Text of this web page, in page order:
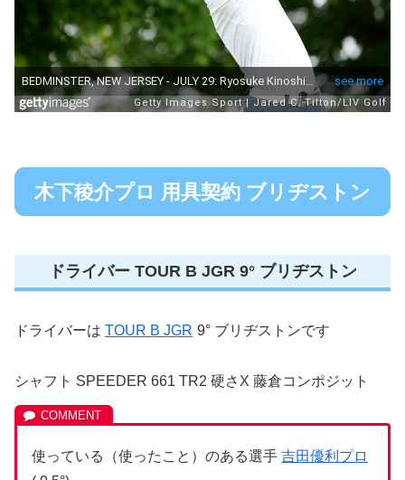
木下稜介プロ 用具契約 ブリヂストン
ドライバー TOUR B JGR 9° ブリヂストン
ドライバーは TOUR B JGR 9° ブリヂストンです
シャフト SPEEDER 661 TR2 硬さX 藤倉コンポジット
使っている（使ったこと）のある選手 吉田優利プロ